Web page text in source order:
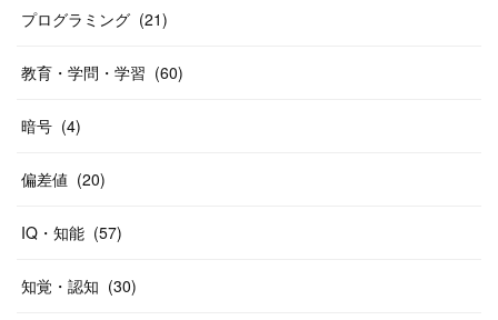
プログラミング (21)
教育・学問・学習 (60)
暗号 (4)
偏差値 (20)
IQ・知能 (57)
知覚・認知 (30)